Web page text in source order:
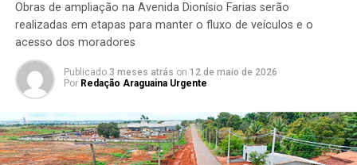
Obras de ampliação na Avenida Dionísio Farias serão
realizadas em etapas para manter o fluxo de veículos e o
acesso dos moradores
Publicado 3 meses atrás on 12 de maio de 2026
Por Redação Araguaina Urgente